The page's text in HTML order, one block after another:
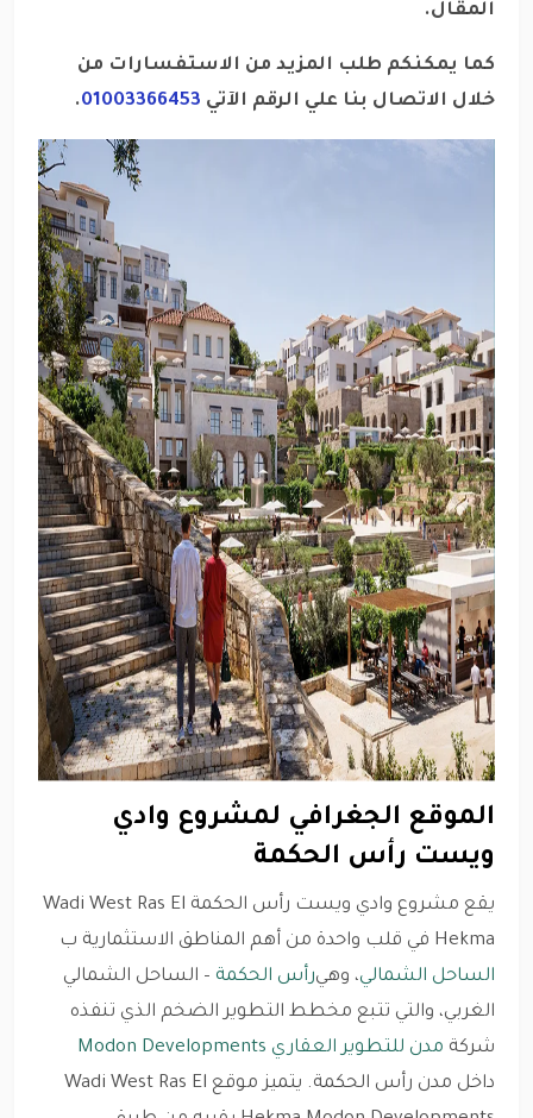
المقال.
كما يمكنكم طلب المزيد من الاستفسارات من
خلال الاتصال بنا علي الرقم الآتي 01003366453
.
الموقع الجغرافي لمشروع وادي
ويست رأس الحكمة
يقع مشروع وادي ويست رأس الحكمة Wadi West Ras El
Hekma في قلب واحدة من أهم المناطق الاستثمارية ب
الساحل الشمالي، وهيرأس الحكمة – الساحل الشمالي
الغربي، والتي تتبع مخطط التطوير الضخم الذي تنفذه
شركة مدن للتطوير العقاري Modon Developments
داخل مدن رأس الحكمة. يتميز موقع Wadi West Ras El